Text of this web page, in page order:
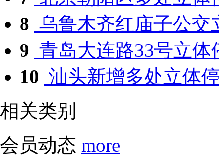
8 乌鲁木齐红庙子公交
9 青岛大连路33号立体
10 汕头新增多处立体
相关类别
会员动态 more